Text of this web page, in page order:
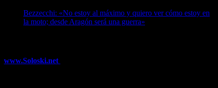
Bezzecchi: «No estoy al máximo y quiero ver cómo estoy en
la moto; desde Aragón será una guerra»
www.Soloski.net